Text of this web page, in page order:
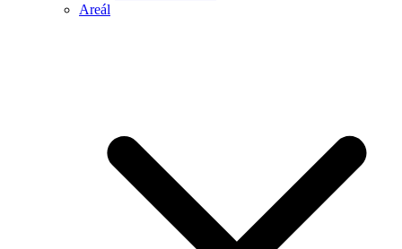
Areál